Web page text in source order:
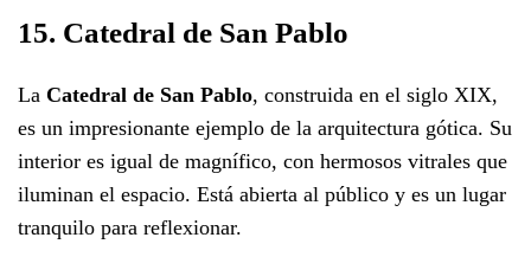
15. Catedral de San Pablo
La Catedral de San Pablo, construida en el siglo XIX,
es un impresionante ejemplo de la arquitectura gótica. Su
interior es igual de magnífico, con hermosos vitrales que
iluminan el espacio. Está abierta al público y es un lugar
tranquilo para reflexionar.